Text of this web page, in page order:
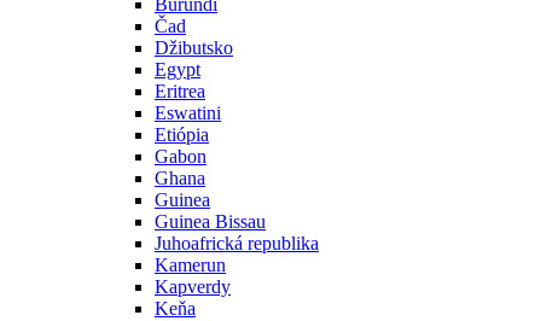
Burundi
Čad
Džibutsko
Egypt
Eritrea
Eswatini
Etiópia
Gabon
Ghana
Guinea
Guinea Bissau
Juhoafrická republika
Kamerun
Kapverdy
Keňa